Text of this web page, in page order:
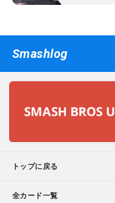
Smashlog
トップに戻る
全カード一覧